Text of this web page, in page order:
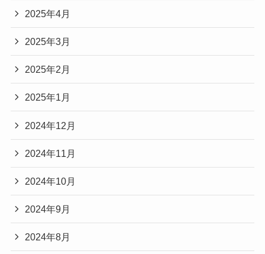
2025年4月
2025年3月
2025年2月
2025年1月
2024年12月
2024年11月
2024年10月
2024年9月
2024年8月